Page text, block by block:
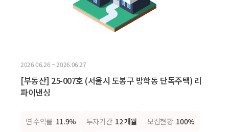
2026.06.26 ~ 2026.06.27
[부동산] 25-007호 (서울시 도봉구 방학동 단독주택) 리
파이낸싱
연 수익률 11.9% 투자기간 12 개월 모집현황 100%